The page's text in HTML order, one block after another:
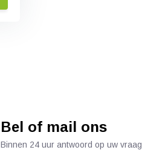
Bel of mail ons
Binnen 24 uur antwoord op uw vraag